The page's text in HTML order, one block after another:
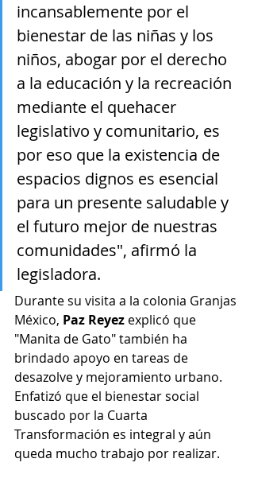
incansablemente por el
bienestar de las niñas y los
niños, abogar por el derecho
a la educación y la recreación
mediante el quehacer
legislativo y comunitario, es
por eso que la existencia de
espacios dignos es esencial
para un presente saludable y
el futuro mejor de nuestras
comunidades", afirmó la
legisladora.
Durante su visita a la colonia Granjas
México, Paz Reyez explicó que
"Manita de Gato" también ha
brindado apoyo en tareas de
desazolve y mejoramiento urbano.
Enfatizó que el bienestar social
buscado por la Cuarta
Transformación es integral y aún
queda mucho trabajo por realizar.